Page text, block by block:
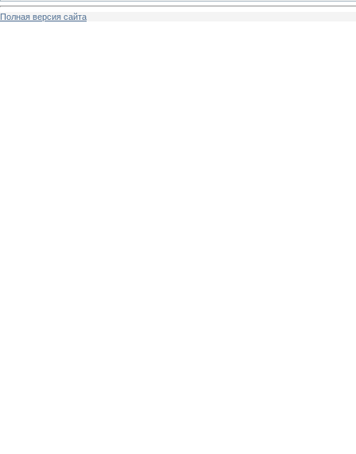
Полная версия сайта